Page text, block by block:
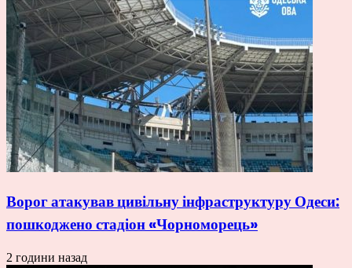
Ворог атакував цивільну інфраструктуру Одеси:
пошкоджено стадіон «Чорноморець»
2 години назад